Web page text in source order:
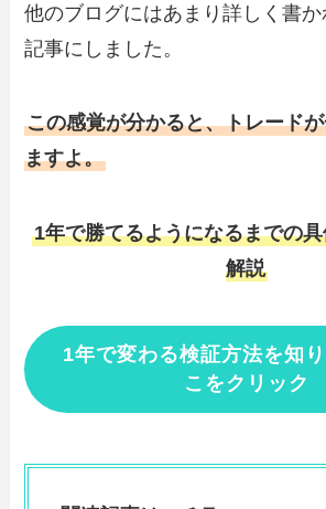
他のブログにはあまり詳しく書
記事にしました。
この感覚が分かると、トレード
ますよ。
1年で勝てるようになるまでの
解説
1年で変わる検証方法を知
こをクリック